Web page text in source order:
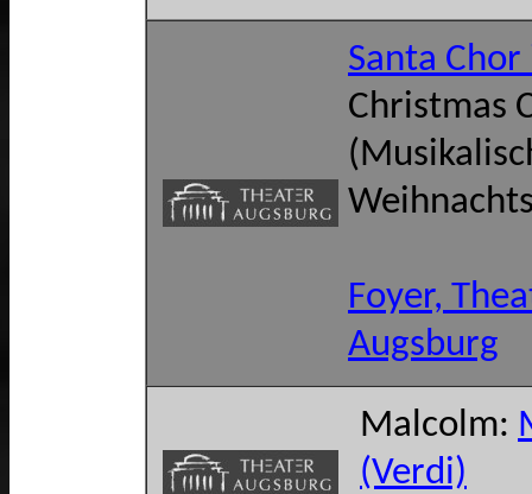
Santa
Christmas
Foyer,
Augsburg
Malcolm:
(Verdi)